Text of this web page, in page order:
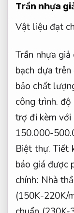
Trần nhựa
Vật liệu đạt
Trần nhựa
bạch dựa
bảo chất
công trình. độ
trợ đi kèm
150.000-
Biệt thự. Tiết
báo giá được
chính: Nhà
(150K-220K/